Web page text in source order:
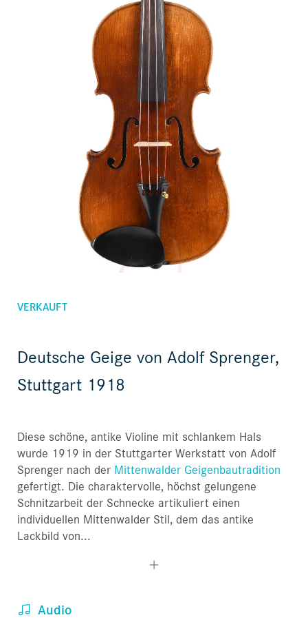
Bestellungen
Merkliste
Kindergeigen
Geigenbögen
Cellobögen
Zubehör
CV Selectio
VERKAUFT
Deutsche Geige von Adolf Sprenger,
Stuttgart 1918
Diese schöne, antike Violine mit schlankem Hals
wurde 1919 in der Stuttgarter Werkstatt von Adolf
Sprenger nach der Mittenwalder Geigenbautradition
gefertigt. Die charaktervolle, höchst gelungene
Schnitzarbeit der Schnecke artikuliert einen
individuellen Mittenwalder Stil, dem das antike
Lackbild von...
Audio